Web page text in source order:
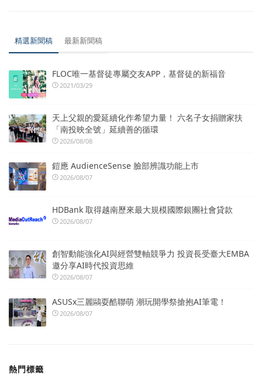
精選新聞稿 最新新聞稿
FLOC唯一基督徒專屬交友APP，基督徒的新福音
2021/03/29
天上父親的愛延續化作希望力量！ 六名子女捐贈家扶
「南投映全號」延續善的循環
2026/08/08
鎧應 AudienceSense 臉部辨識功能上市
2026/08/07
HDBank 取得越南歷來最大規模國際銀團社會貸款
2026/08/07
創智動能強化AI與經營雙軸競爭力 投資長受臺大EMBA
邀分享AI時代投資思維
2026/08/07
ASUSx三麗鷗耍酷聯萌 潮玩開學祭搶抱AI筆電！
2026/08/07
熱門標籤